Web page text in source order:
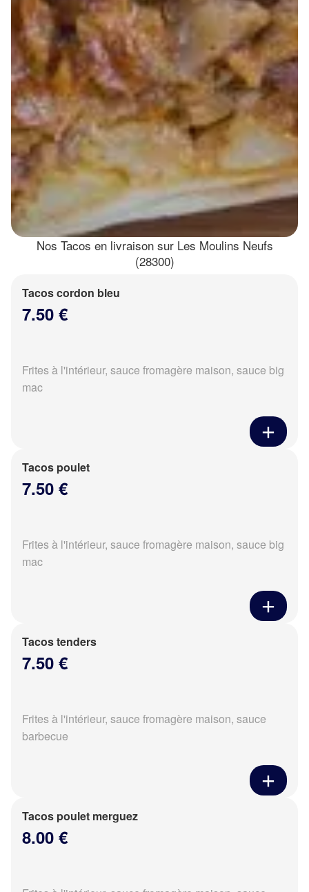
Nos Tacos en livraison sur Les Moulins Neufs
(28300)
Tacos cordon bleu
7.50 €
Frites à l'intérieur, sauce fromagère maison, sauce big
mac
Tacos poulet
7.50 €
Frites à l'intérieur, sauce fromagère maison, sauce big
mac
Tacos tenders
7.50 €
Frites à l'intérieur, sauce fromagère maison, sauce
barbecue
Tacos poulet merguez
8.00 €